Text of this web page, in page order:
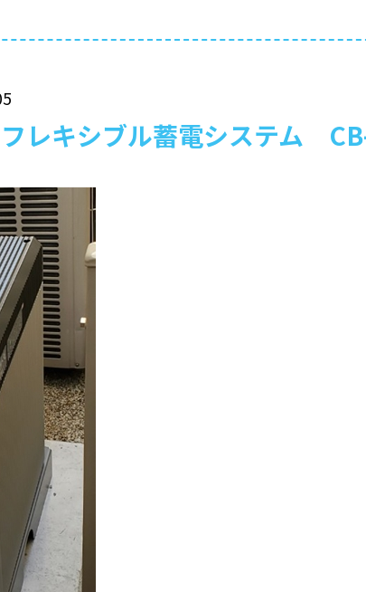
キシブル蓄電システム